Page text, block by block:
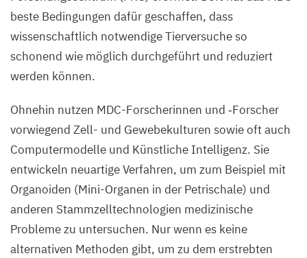
beste Bedingungen dafür geschaffen, dass
wissenschaftlich notwendige Tierversuche so
schonend wie möglich durchgeführt und reduziert
werden können.
Ohnehin nutzen MDC-Forscherinnen und ‑Forscher
vorwiegend Zell- und Gewebekulturen sowie oft auch
Computermodelle und Künstliche Intelligenz. Sie
entwickeln neuartige Verfahren, um zum Beispiel mit
Organoiden (Mini-Organen in der Petrischale) und
anderen Stammzelltechnologien medizinische
Probleme zu untersuchen. Nur wenn es keine
alternativen Methoden gibt, um zu dem erstrebten